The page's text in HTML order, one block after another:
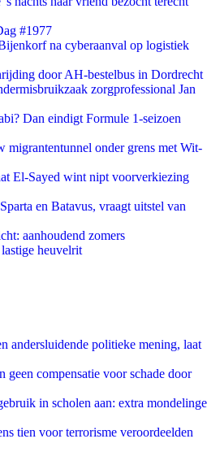
#1977
na cyberaanval op logistiek
door AH-bestelbus in Dordrecht
zorgprofessional Jan
Dan eindigt Formule 1-seizoen
onder grens met Wit-
El-Sayed wint nipt voorverkiezing
en Batavus, vraagt uitstel van
aanhoudend zomers
heuvelrit
andersluidende politieke mening, laat
geen compensatie voor schade door
in scholen aan: extra mondelinge
tien voor terrorisme veroordeelden